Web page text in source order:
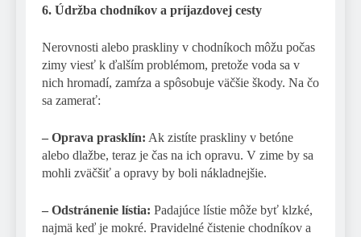
6. Údržba chodníkov a príjazdovej cesty
Nerovnosti alebo praskliny v chodníkoch môžu počas
zimy viesť k ďalším problémom, pretože voda sa v
nich hromadí, zamŕza a spôsobuje väčšie škody. Na čo
sa zamerať:
– Oprava prasklín: Ak zistíte praskliny v betóne
alebo dlažbe, teraz je čas na ich opravu. V zime by sa
mohli zväčšiť a opravy by boli nákladnejšie.
– Odstránenie lístia: Padajúce lístie môže byť klzké,
najmä keď je mokré. Pravidelné čistenie chodníkov a